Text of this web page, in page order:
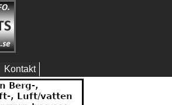
Kontakt